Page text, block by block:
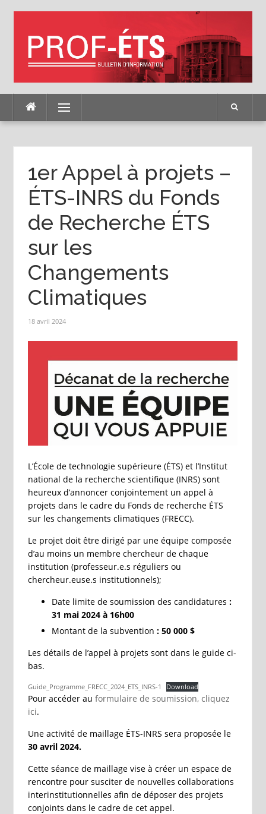
Menu
1er Appel à projets –
ÉTS-INRS du Fonds
de Recherche ÉTS
sur les
Changements
Climatiques
18 avril 2024
L’École de technologie supérieure (ÉTS) et l’Institut
national de la recherche scientifique (INRS) sont
heureux d’annoncer conjointement un appel à
projets dans le cadre du Fonds de recherche ÉTS
sur les changements climatiques (FRECC).
Le projet doit être dirigé par une équipe composée
d’au moins un membre chercheur de chaque
institution (professeur.e.s réguliers ou
chercheur.euse.s institutionnels);
Date limite de soumission des candidatures :
31 mai 2024 à 16h00
Montant de la subvention : 50 000 $
Les détails de l’appel à projets sont dans le guide ci-
bas.
Guide_Programme_FRECC_2024_ETS_INRS-1 Download
Pour accéder au formulaire de soumission, cliquez
ici.
Une activité de maillage ÉTS-INRS sera proposée le
30 avril 2024.
Cette séance de maillage vise à créer un espace de
rencontre pour susciter de nouvelles collaborations
interinstitutionnelles afin de déposer des projets
conjoints dans le cadre de cet appel.